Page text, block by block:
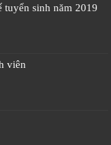
sinh năm 2019
viên